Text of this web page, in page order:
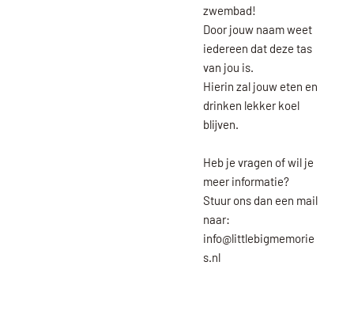
zwembad!
Door jouw naam weet
iedereen dat deze tas
van jou is.
Hierin zal jouw eten en
drinken lekker koel
blijven.
Heb je vragen of wil je
meer informatie?
Stuur ons dan een mail
naar:
info@littlebigmemorie
s.nl